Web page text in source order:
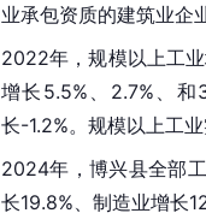
业承包资质的建筑业企
2022年，规模以上工
增长5.5%、2.7%、
长-1.2%。规模以上工
2024年，博兴县全部
长19.8%、制造业增长